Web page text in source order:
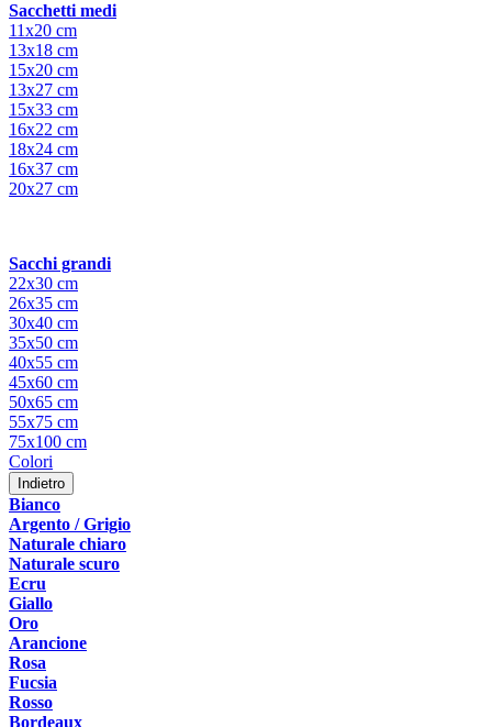
Sacchetti medi
11x20 cm
13x18 cm
15x20 cm
13x27 cm
15x33 cm
16x22 cm
18x24 cm
16x37 cm
20x27 cm
Sacchi grandi
22x30 cm
26x35 cm
30x40 cm
35x50 cm
40x55 cm
45x60 cm
50x65 cm
55x75 cm
75x100 cm
Colori
Indietro
Bianco
Argento / Grigio
Naturale chiaro
Naturale scuro
Ecru
Giallo
Oro
Arancione
Rosa
Fucsia
Rosso
Bordeaux